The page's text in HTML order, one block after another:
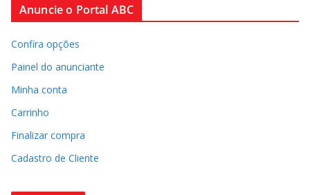
Anuncie o Portal ABC
Confira opções
Painel do anunciante
Minha conta
Carrinho
Finalizar compra
Cadastro de Cliente